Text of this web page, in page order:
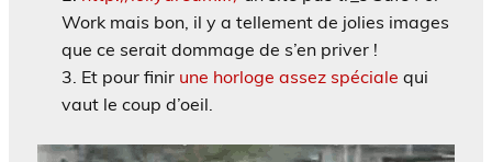
Work mais bon, il y a tellement de jolies images
que ce serait dommage de s’en priver !
Et pour finir une horloge assez spéciale qui
vaut le coup d’oeil.